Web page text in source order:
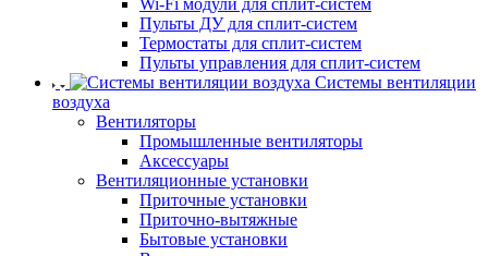
Wi-Fi модули для сплит-систем
Пульты ДУ для сплит-систем
Термостаты для сплит-систем
Пульты управления для сплит-систем
Системы вентиляции
воздуха
Вентиляторы
Промышленные вентиляторы
Аксессуары
Вентиляционные установки
Приточные установки
Приточно-вытяжные
Бытовые установки